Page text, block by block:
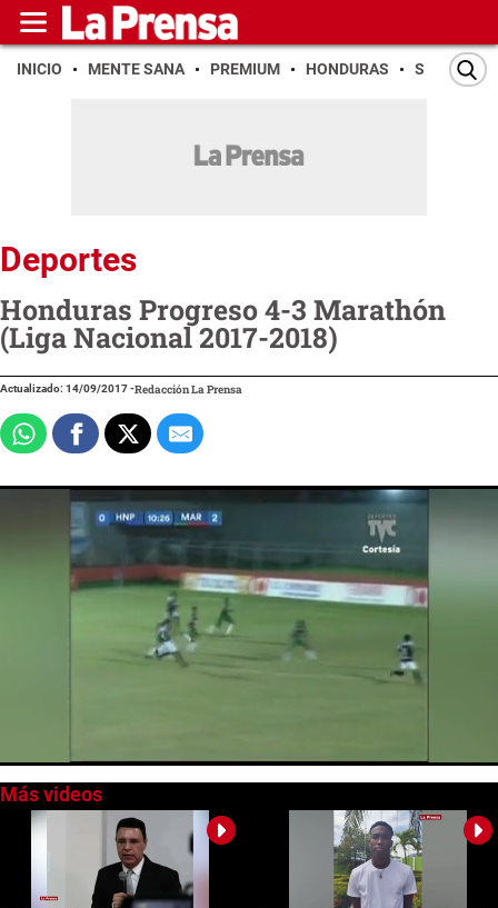
INICIO MENTE SANA PREMIUM HONDURAS SAN PEDRO
Deportes
Honduras Progreso 4-3 Marathón
(Liga Nacional 2017-2018)
Actualizado: 14/09/2017-Redacción La Prensa
seconds